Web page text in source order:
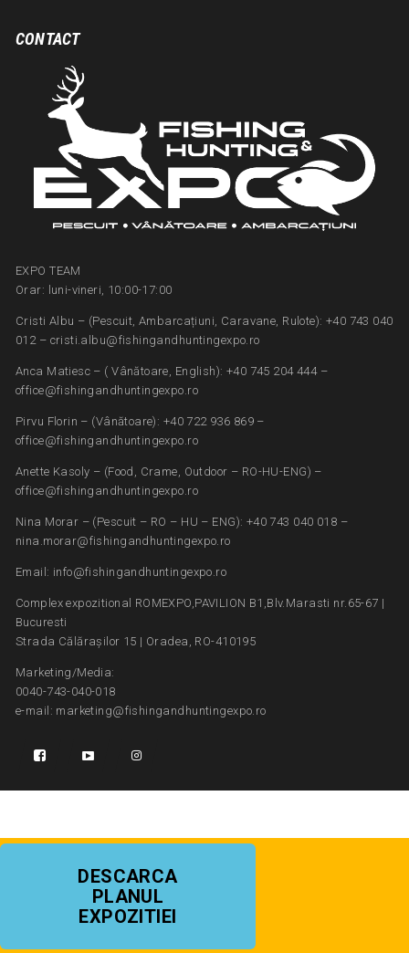
CONTACT
EXPO TEAM
Orar: luni-vineri, 10:00-17:00
Cristi Albu – (Pescuit, Ambarcațiuni, Caravane, Rulote): +40 743 040
012 – cristi.albu@fishingandhuntingexpo.ro
Anca Matiesc – ( Vânătoare, English): +40 745 204 444 –
office@fishingandhuntingexpo.ro
Pirvu Florin – (Vânătoare): +40 722 936 869 –
office@fishingandhuntingexpo.ro
Anette Kasoly – (Food, Crame, Outdoor – RO-HU-ENG) –
office@fishingandhuntingexpo.ro
Nina Morar – (Pescuit – RO – HU – ENG): +40 743 040 018 –
nina.morar@fishingandhuntingexpo.ro
Email: info@fishingandhuntingexpo.ro
Complex expozitional ROMEXPO,PAVILION B1,Blv.Marasti nr.65-67 |
Bucuresti
Strada Călărașilor 15 | Oradea, RO-410195
Marketing/Media:
0040-743-040-018
e-mail: marketing@fishingandhuntingexpo.ro
DESCARCA
PLANUL
EXPOZITIEI